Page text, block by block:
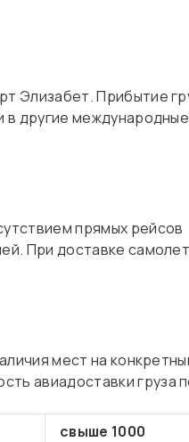
Элизабет. Прибытие
в другие международные
прямых рейсов
При доставке
мест на
авиадоставки груза
свыше 1000